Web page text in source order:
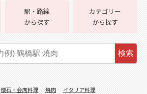
駅・路線
から探す
カテゴリー
から探す
検索
懐石・会席料理 焼肉
イタリア料理